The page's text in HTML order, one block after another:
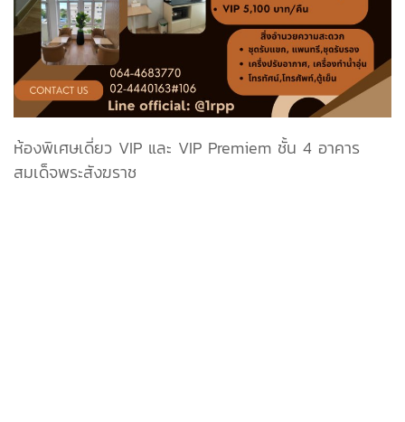
ห้องพิเศษเดี่ยว VIP และ VIP Premiem ชั้น 4 อาคาร
สมเด็จพระสังฆราช